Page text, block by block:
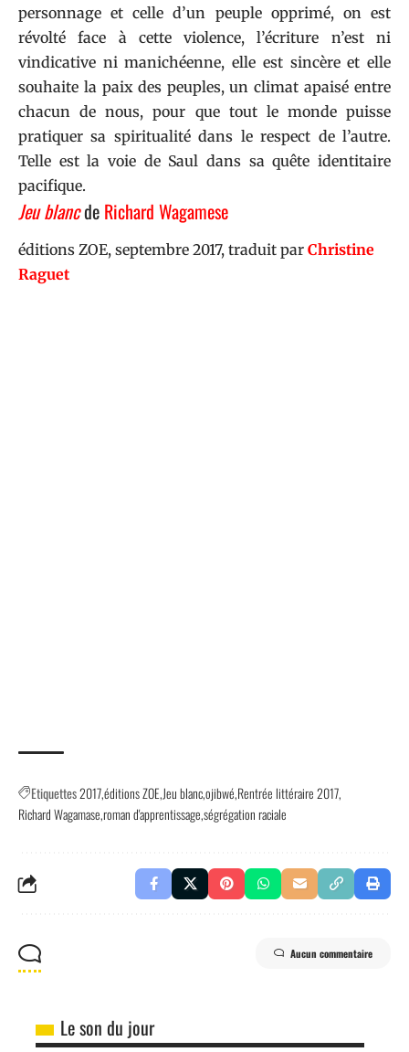
personnage et celle d’un peuple opprimé, on est
révolté face à cette violence, l’écriture n’est ni
vindicative ni manichéenne, elle est sincère et elle
souhaite la paix des peuples, un climat apaisé entre
chacun de nous, pour que tout le monde puisse
pratiquer sa spiritualité dans le respect de l’autre.
Telle est la voie de Saul dans sa quête identitaire
pacifique.
Jeu blancde Richard Wagamese
éditions ZOE, septembre 2017, traduit par Christine
Raguet
Etiquettes2017éditions ZOEJeu blancojibwé Rentrée littéraire 2017
Richard Wagamaseroman d'apprentissageségrégation raciale
Aucun commentaire
Le son du jour